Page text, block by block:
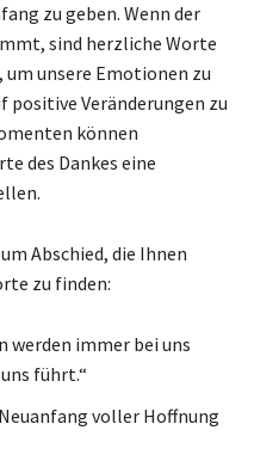
zu geben. Wenn der
sind herzliche Worte
um unsere Emotionen zu
positive Veränderungen zu
können
des Dankes eine
Abschied, die Ihnen
zu finden:
werden immer bei uns
führt.“
voller Hoffnung